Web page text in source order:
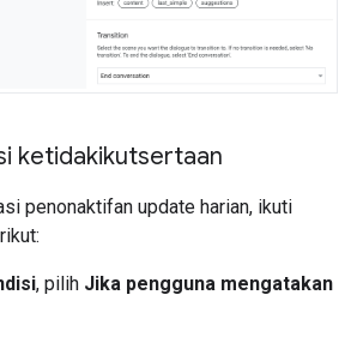
ketidakikutsertaan
penonaktifan update harian, ikuti
, pilih Jika pengguna mengatakan